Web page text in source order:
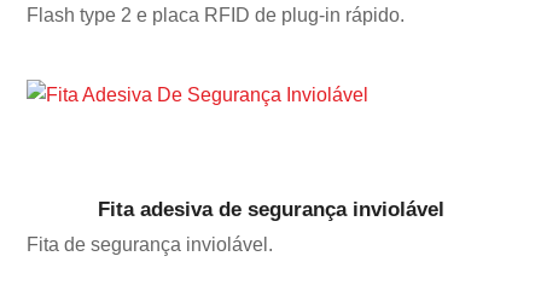
Flash type 2 e placa RFID de plug-in rápido.
Fita adesiva de segurança inviolável
Fita de segurança inviolável.